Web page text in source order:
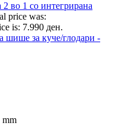
во 1 со интегрирана
price was:
is: 7.990 ден.
шише за куче/глодари -
mm